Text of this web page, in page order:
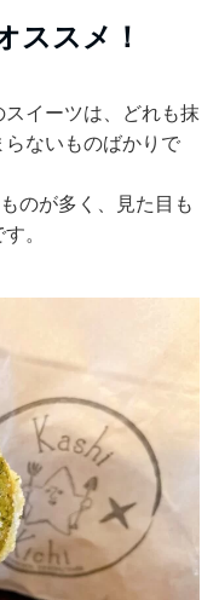
ススメ！
イーツは、どれも抹
ないものばかりで
のが多く、見た目も
。